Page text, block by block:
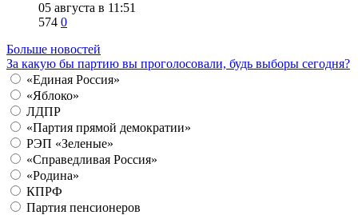
05 августа в 11:51
574 0
Больше новостей
За какую бы партию вы проголосовали, будь выборы сегодня?
«Единая Россия»
«Яблоко»
ЛДПР
«Партия прямой демократии»
РЭП «Зеленые»
«Справедливая Россия»
«Родина»
КПРФ
Партия пенсионеров